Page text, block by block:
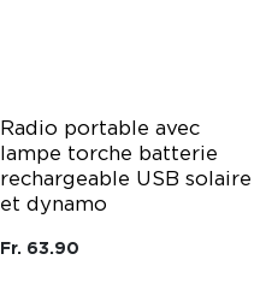
Radio portable avec
lampe torche batterie
rechargeable USB solaire
et dynamo
Fr. 63.90